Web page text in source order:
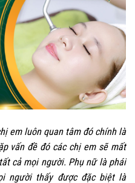
em luôn quan tâm đó chính là
vấn đề đó các chị em sẽ mất
cả mọi người. Phụ nữ là phái
người thấy được đặc biệt là